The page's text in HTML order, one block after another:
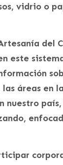
vidrio o
del
este
áreas en